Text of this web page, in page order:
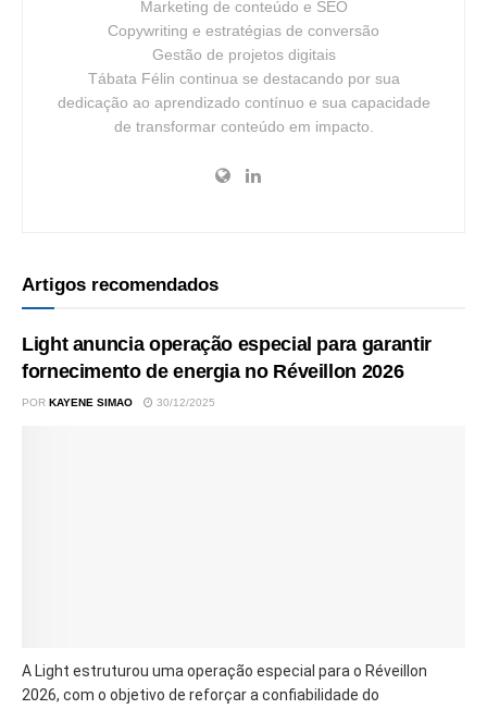
Marketing de conteúdo e SEO
Copywriting e estratégias de conversão
Gestão de projetos digitais
Tábata Félin continua se destacando por sua
dedicação ao aprendizado contínuo e sua capacidade
de transformar conteúdo em impacto.
Artigos recomendados
Light anuncia operação especial para garantir
fornecimento de energia no Réveillon 2026
POR KAYENE SIMAO 30/12/2025
A Light estruturou uma operação especial para o Réveillon
2026, com o objetivo de reforçar a confiabilidade do